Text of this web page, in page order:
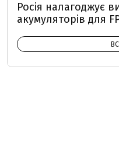
Росія налагоджує
акумуляторів для